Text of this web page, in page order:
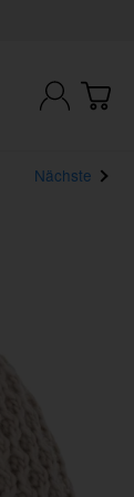
Nächste